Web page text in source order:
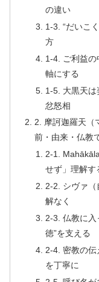
の違い
1-3. “だいこ
方
1-4. ご利益
軸にする
1-5. 大黒天は
忿怒相
2. 摩訶迦羅天（
前・由来・仏教
2-1.
せず」理解す
2-2. シヴァ
解なく
2-3. 仏教に入
徳”を支える
2-4. 密教の
を丁寧に